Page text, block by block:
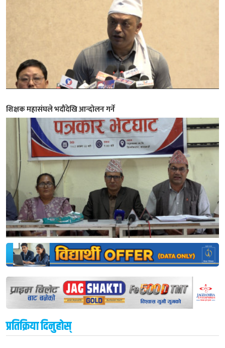
शिक्षक महासंघले भदौदेखि आन्दोलन गर्ने
प्रतिक्रिया दिनुहोस्